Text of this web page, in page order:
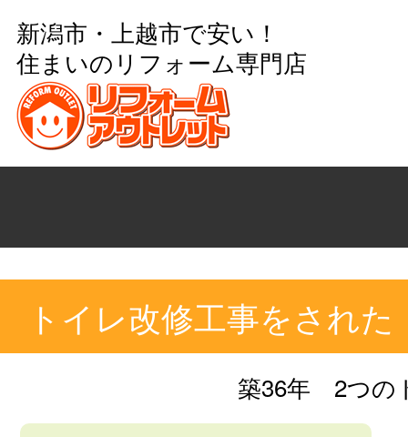
新潟市・上越市で安い！
住まいのリフォーム専門店
トイレ改修工事をされ
築36年 2つの